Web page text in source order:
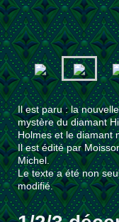
Il est paru : la
mystère du diamant
Holmes et le diamant
Il est édité par
Michel.
Le texte a été non
modifié.